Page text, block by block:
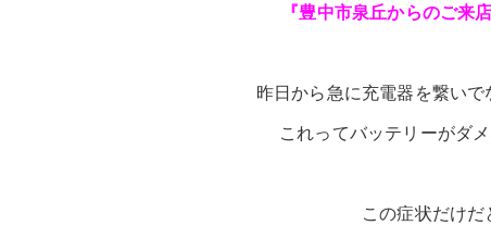
『豊中市泉丘からのご来
昨日から急に充電器を繋い
これってバッテリーがダ
この症状だけ